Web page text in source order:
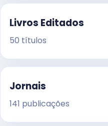
Livros Editados
50 títulos
Jornais
141 publicações